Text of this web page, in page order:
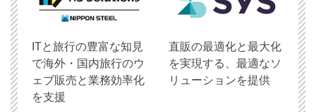
ITと旅行の豊富な知見
で海外・国内旅行のウ
ェブ販売と業務効率化
を支援
直販の最適化と最大化
を実現する、最適なソ
リューションを提供